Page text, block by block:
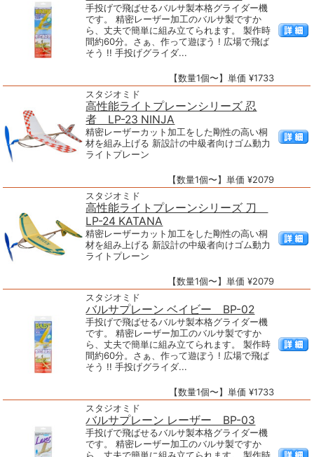
手投げで飛ばせるバルサ製本格グライダー機
です。 精密レーザー加工のバルサ製ですか
ら、丈夫で簡単に組み立てられます。 製作時
間約60分。さぁ、作って遊ぼう ! 広場で飛ば
そう !! 手投げグライダ...
【数量1個〜】単価 ¥1733
スタジオミド
高性能ライトプレーンシリーズ 忍
者 LP-23 NINJA
精密レーザーカット加工をした剛性の高い桐
材を組み上げる 新設計の中級者向けゴム動力
ライトプレーン
【数量1個〜】単価 ¥2079
スタジオミド
高性能ライトプレーンシリーズ 刀
LP-24 KATANA
精密レーザーカット加工をした剛性の高い桐
材を組み上げる 新設計の中級者向けゴム動力
ライトプレーン
【数量1個〜】単価 ¥2079
スタジオミド
バルサプレーン ベイビー BP-02
手投げで飛ばせるバルサ製本格グライダー機
です。 精密レーザー加工のバルサ製ですか
ら、丈夫で簡単に組み立てられます。 製作時
間約60分。さぁ、作って遊ぼう ! 広場で飛ば
そう !! 手投げグライダ...
【数量1個〜】単価 ¥1733
スタジオミド
バルサプレーン レーザー BP-03
手投げで飛ばせるバルサ製本格グライダー機
です。 精密レーザー加工のバルサ製ですか